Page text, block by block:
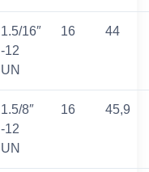
1.5/16″
-12
UN
16 44
1.5/8″
-12
UN
16 45,9